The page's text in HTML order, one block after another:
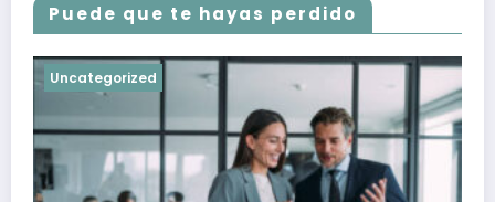
Puede que te hayas perdido
Uncategorized